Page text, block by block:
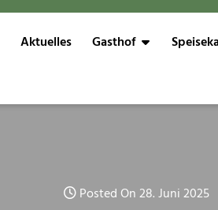
Aktuelles Gasthof
Posted On 28. Juni 2025